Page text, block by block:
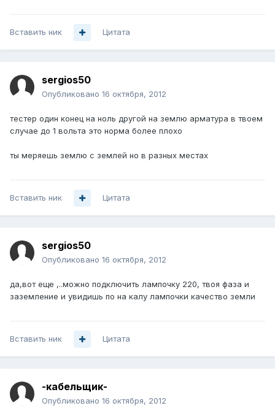
Вставить ник Цитата
sergios50
Опубликовано 16 октября, 2012
тестер один конец на ноль другой на землю арматура в твоем
случае до 1 вольта это норма более плохо
ты меряешь землю с землей но в разных местах
Вставить ник Цитата
sergios50
Опубликовано 16 октября, 2012
да,вот еще ,..можно подключить лампочку 220, твоя фаза и
заземление и увидишь по на калу лампочки качество земли
Вставить ник Цитата
-кабельщик-
Опубликовано 16 октября, 2012